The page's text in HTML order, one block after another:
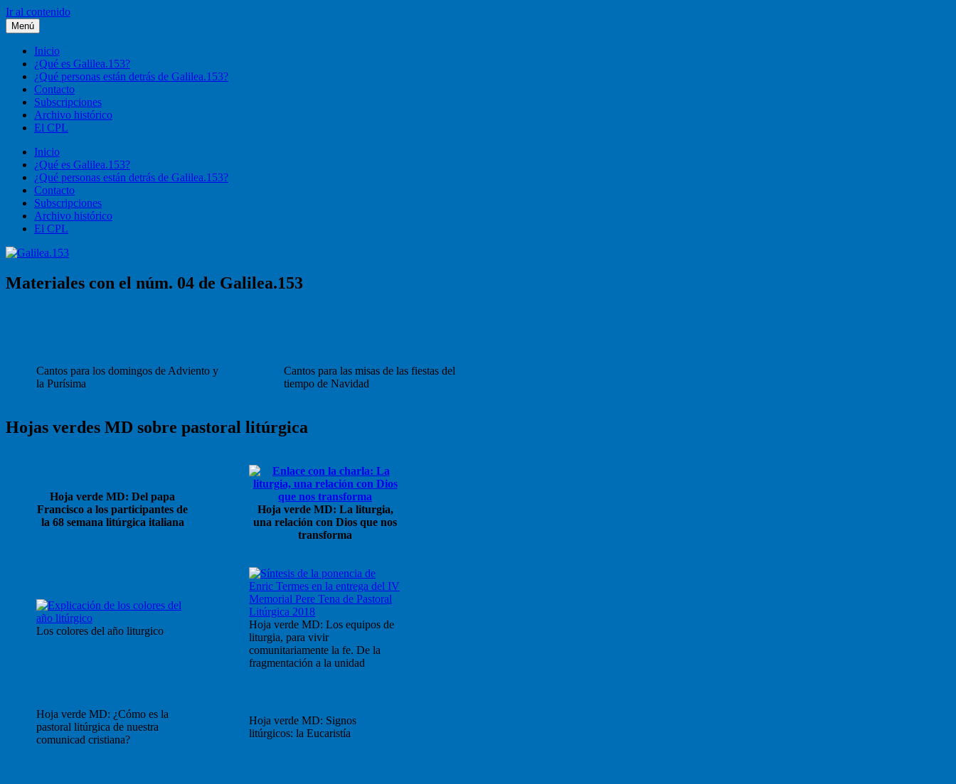
Ir al contenido
Galilea.153
Liturgia, pastoral, vida cristiana
Menú
Inicio
¿Qué es Galilea.153?
¿Qué personas están detrás de Galilea.153?
Contacto
Subscripciones
Archivo histórico
El CPL
Inicio
¿Qué es Galilea.153?
¿Qué personas están detrás de Galilea.153?
Contacto
Subscripciones
Archivo histórico
El CPL
Materiales con el núm. 04 de Galilea.153
Cantos para los domingos de Adviento y
la Purísima
Cantos para las misas de las fiestas del
tiempo de Navidad
Hojas verdes MD sobre pastoral litúrgica
Hoja verde MD: Del papa
Francisco a los participantes de
la 68 semana litúrgica italiana
Hoja verde MD: La liturgia,
una relación con Dios que nos
transforma
Los colores del año liturgico
Hoja verde MD: Los equipos de
liturgia, para vivir
comunitariamente la fe. De la
fragmentación a la unidad
Hoja verde MD: ¿Cómo es la
pastoral litúrgica de nuestra
comunicad cristiana?
Hoja verde MD: Signos
litúrgicos: la Eucaristía